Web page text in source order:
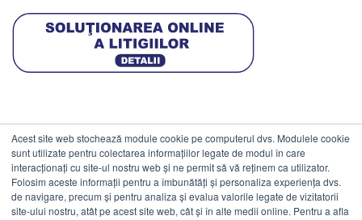
Acest site web stochează module cookie pe computerul dvs. Modulele cookie
sunt utilizate pentru colectarea informațiilor legate de modul în care
interacționați cu site-ul nostru web și ne permit să vă reținem ca utilizator.
Folosim aceste informații pentru a îmbunătăți și personaliza experiența dvs.
de navigare, precum și pentru analiza și evalua valorile legate de vizitatorii
site-ului nostru, atât pe acest site web, cât și în alte medii online. Pentru a afla
DATE COMERCIALE
ESTICO S.R.L.
CIF: RO1094402.